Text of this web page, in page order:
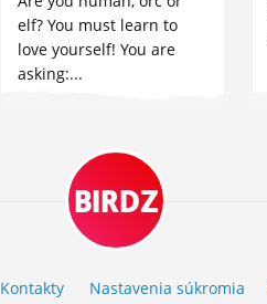
elf? You must learn to
love yourself! You are
asking:...
BIRDZ
Kontakty Nastavenia súkromia